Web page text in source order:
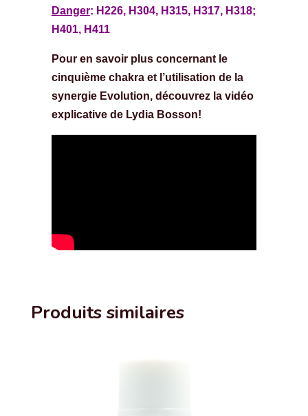
Danger: H226, H304, H315, H317, H318;
H401, H411
Pour en savoir plus concernant le
cinquième chakra et l’utilisation de la
synergie Evolution, découvrez la vidéo
explicative de Lydia Bosson!
Produits similaires